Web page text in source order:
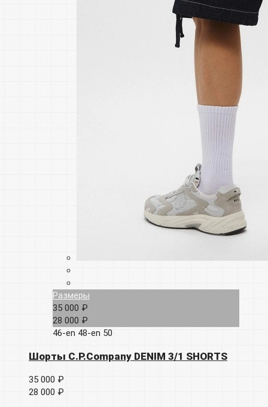
Размеры
35 000 ₽
28 000 ₽
46-en 48-en 50
Шорты C.P.Company DENIM 3/1 SHORTS
35 000 ₽
28 000 ₽